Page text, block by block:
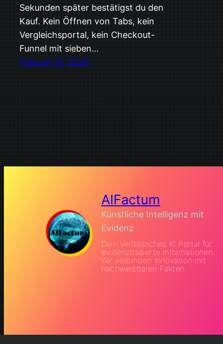
Sekunden später bestätigst du den
Kauf. Kein Öffnen von Tabs, kein
Vergleichsportal, kein Checkout-
Funnel mit sieben…
Februar 18, 2026
AIFactum
Künstliche Intelligenz mit
Evidenz
Dein verlässliches KI Portal für
evidenzbasierte Informationen.
Wir verbinden Innovation mit
nachweisbaren Fakten.